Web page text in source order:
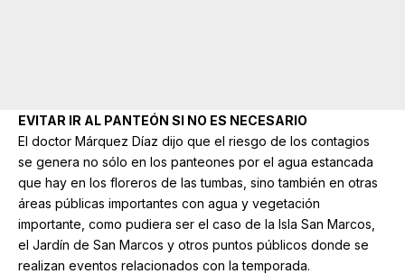
EVITAR IR AL PANTEÓN SI NO ES NECESARIO
El doctor Márquez Díaz dijo que el riesgo de los contagios
se genera no sólo en los panteones por el agua estancada
que hay en los floreros de las tumbas, sino también en otras
áreas públicas importantes con agua y vegetación
importante, como pudiera ser el caso de la Isla San Marcos,
el Jardín de San Marcos y otros puntos públicos donde se
realizan eventos relacionados con la temporada.